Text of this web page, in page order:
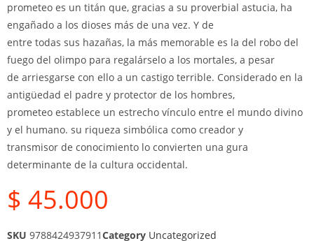
prometeo es un titán que, gracias a su proverbial astucia, ha
engañado a los dioses más de una vez. Y de
entre todas sus hazañas, la más memorable es la del robo del
fuego del olimpo para regalárselo a los mortales, a pesar
de arriesgarse con ello a un castigo terrible. Considerado en la
antigüedad el padre y protector de los hombres,
prometeo establece un estrecho vínculo entre el mundo divino
y el humano. su riqueza simbólica como creador y
transmisor de conocimiento lo convierten una gura
determinante de la cultura occidental.
$ 45.000
SKU 9788424937911Category Uncategorized